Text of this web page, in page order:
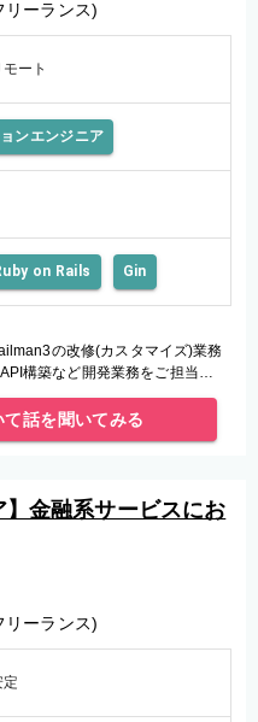
リーランス)
ート
ンエンジニア
on Rails Gin
の改修(カスタマイズ)業務
構築など開発業務をご担当い
話を聞いてみる
】金融系サービスにお
リーランス)